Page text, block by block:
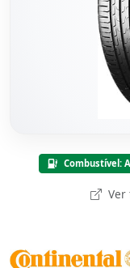
Combustível: A
Ver